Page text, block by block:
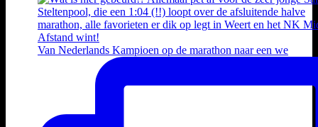
Van Nederlands Kampioen op de marathon naar een we